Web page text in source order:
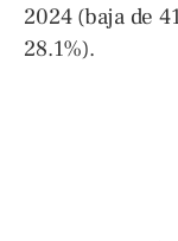
2024 (baja de
28.1%).